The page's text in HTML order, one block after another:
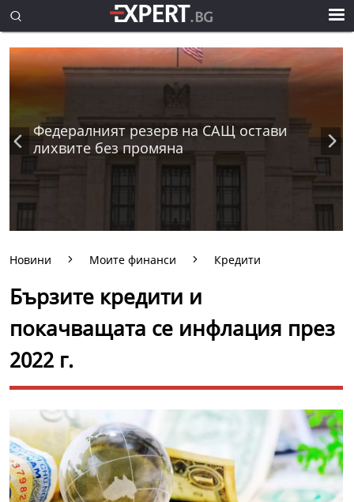
Федералният резерв на САЩ остави
лихвите без промяна
Новини Моите финанси Кредити
Бързите кредити и
покачващата се инфлация през
2022 г.